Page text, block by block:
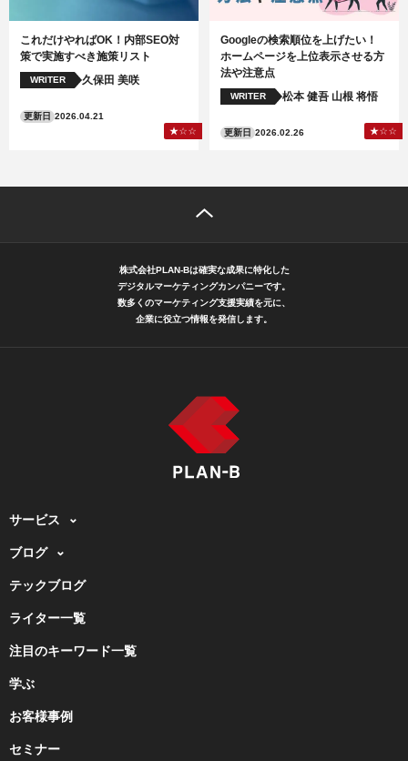
これだけやればOK！内部SEO対
策で実施すべき施策リスト
WRITER 久保田 美咲
更新日 2026.04.21
Googleの検索順位を上げたい！
ホームページを上位表示させる方
法や注意点
WRITER 松本 健吾 山根 将悟
更新日 2026.02.26
株式会社PLAN-Bは確実な成果に特化した
デジタルマーケティングカンパニーです。
数多くのマーケティング支援実績を元に、
企業に役立つ情報を発信します。
サービス
ブログ
テックブログ
ライター一覧
注目のキーワード一覧
学ぶ
お客様事例
セミナー